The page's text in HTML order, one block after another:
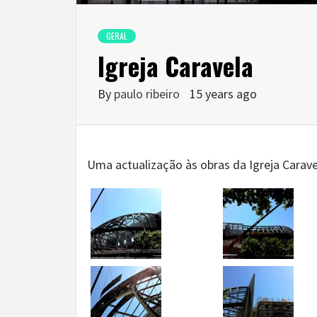
GERAL
Igreja Caravela
By paulo ribeiro 15 years ago
Uma actualização às obras da Igreja